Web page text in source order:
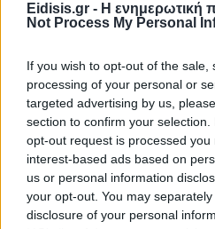
Eidisis.gr - Η ενημερωτική
Not Process My Personal
If you wish to opt-out of the
processing of your personal or
targeted advertising by us,
section to confirm your
opt-out request is processed you
interest-based ads based on
us or personal information
your opt-out. You may
disclosure of your personal